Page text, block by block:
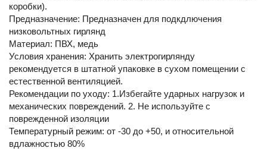
коробки).
Предназначение: Предназначен для подкдлючения
низковольтных гирлянд
Материал: ПВХ, медь
Условия хранения: Хранить электрогирлянду
рекомендуется в штатной упаковке в сухом помещении с
естественной вентиляцией.
Рекомендации по уходу: 1.Избегайте ударных нагрузок и
механических повреждений. 2. Не используйте с
поврежденной изоляции
Температурный режим: от -30 до +50, и относительной
вдлажностью 80%